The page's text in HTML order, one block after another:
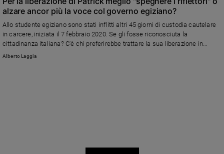
alzare ancor più la voce col governo egiziano?
Allo studente egiziano sono stati inflitti altri 45 giorni di custodia cautelare
in carcere, iniziata il 7 febbraio 2020. Se gli fosse riconosciuta la
cittadinanza italiana? C'è chi preferirebbe trattare la sua liberazione in
silenzio. Ma se non fosse stato per la mobilitazione della società civile e
Alberto Laggia